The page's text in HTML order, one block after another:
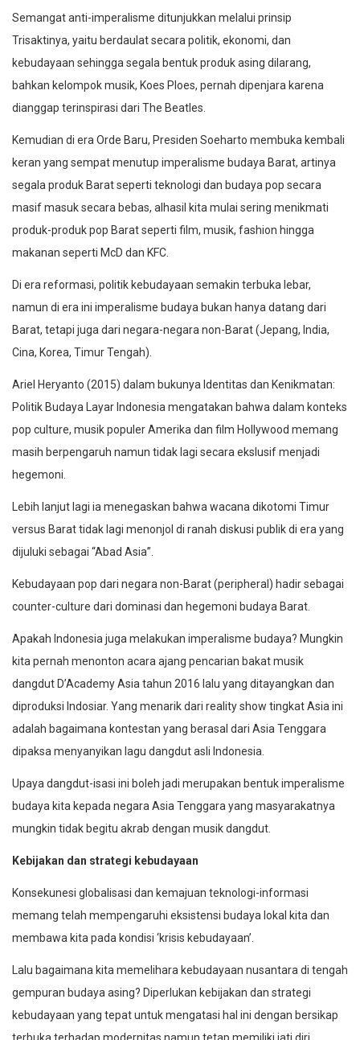
Semangat anti-imperalisme ditunjukkan melalui prinsip
Trisaktinya, yaitu berdaulat secara politik, ekonomi, dan
kebudayaan sehingga segala bentuk produk asing dilarang,
bahkan kelompok musik, Koes Ploes, pernah dipenjara karena
dianggap terinspirasi dari The Beatles.
Kemudian di era Orde Baru, Presiden Soeharto membuka kembali
keran yang sempat menutup imperalisme budaya Barat, artinya
segala produk Barat seperti teknologi dan budaya pop secara
masif masuk secara bebas, alhasil kita mulai sering menikmati
produk-produk pop Barat seperti film, musik, fashion hingga
makanan seperti McD dan KFC.
Di era reformasi, politik kebudayaan semakin terbuka lebar,
namun di era ini imperalisme budaya bukan hanya datang dari
Barat, tetapi juga dari negara-negara non-Barat (Jepang, India,
Cina, Korea, Timur Tengah).
Ariel Heryanto (2015) dalam bukunya Identitas dan Kenikmatan:
Politik Budaya Layar Indonesia mengatakan bahwa dalam konteks
pop culture, musik populer Amerika dan film Hollywood memang
masih berpengaruh namun tidak lagi secara ekslusif menjadi
hegemoni.
Lebih lanjut lagi ia menegaskan bahwa wacana dikotomi Timur
versus Barat tidak lagi menonjol di ranah diskusi publik di era yang
dijuluki sebagai “Abad Asia”.
Kebudayaan pop dari negara non-Barat (peripheral) hadir sebagai
counter-culture dari dominasi dan hegemoni budaya Barat.
Apakah Indonesia juga melakukan imperalisme budaya? Mungkin
kita pernah menonton acara ajang pencarian bakat musik
dangdut D’Academy Asia tahun 2016 lalu yang ditayangkan dan
diproduksi Indosiar. Yang menarik dari reality show tingkat Asia ini
adalah bagaimana kontestan yang berasal dari Asia Tenggara
dipaksa menyanyikan lagu dangdut asli Indonesia.
Upaya dangdut-isasi ini boleh jadi merupakan bentuk imperalisme
budaya kita kepada negara Asia Tenggara yang masyarakatnya
mungkin tidak begitu akrab dengan musik dangdut.
Kebijakan dan strategi kebudayaan
Konsekunesi globalisasi dan kemajuan teknologi-informasi
memang telah mempengaruhi eksistensi budaya lokal kita dan
membawa kita pada kondisi ‘krisis kebudayaan’.
Lalu bagaimana kita memelihara kebudayaan nusantara di tengah
gempuran budaya asing? Diperlukan kebijakan dan strategi
kebudayaan yang tepat untuk mengatasi hal ini dengan bersikap